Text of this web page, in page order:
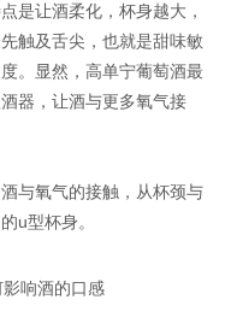
让酒柔化，杯身越大，
触及舌尖，也就是甜味敏
。显然，高单宁葡萄酒最
器，让酒与更多氧气接
与氧气的接触，从杯颈与
u型杯身。